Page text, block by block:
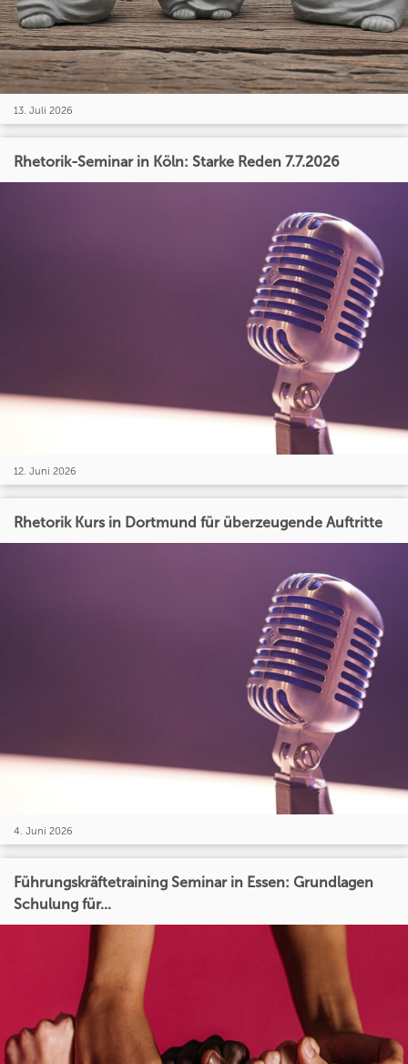
13. Juli 2026
Rhetorik-Seminar in Köln: Starke Reden 7.7.2026
12. Juni 2026
Rhetorik Kurs in Dortmund für überzeugende Auftritte
4. Juni 2026
Führungskräftetraining Seminar in Essen: Grundlagen
Schulung für...